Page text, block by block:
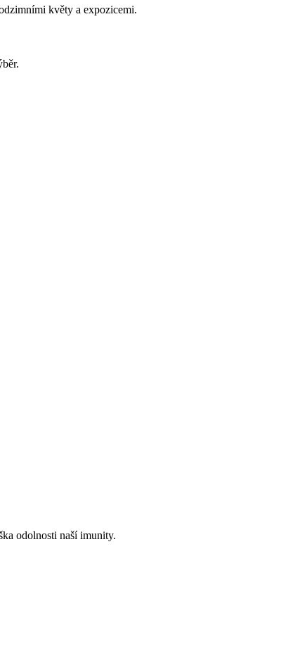
květy a expozicemi.
odolnosti naší imunity.